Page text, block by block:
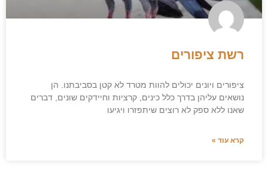
רשת ציפורים
ציפורים ויונים יכולים להוות מטרד לא קטן בסביבתנו. הן
נושאים עליהן בדרך כלל כינים, קרציות וחיידקים שונים, דברים
שאנו ללא ספק לא רוצים שיתפזרו ויגיעו
קרא עוד »